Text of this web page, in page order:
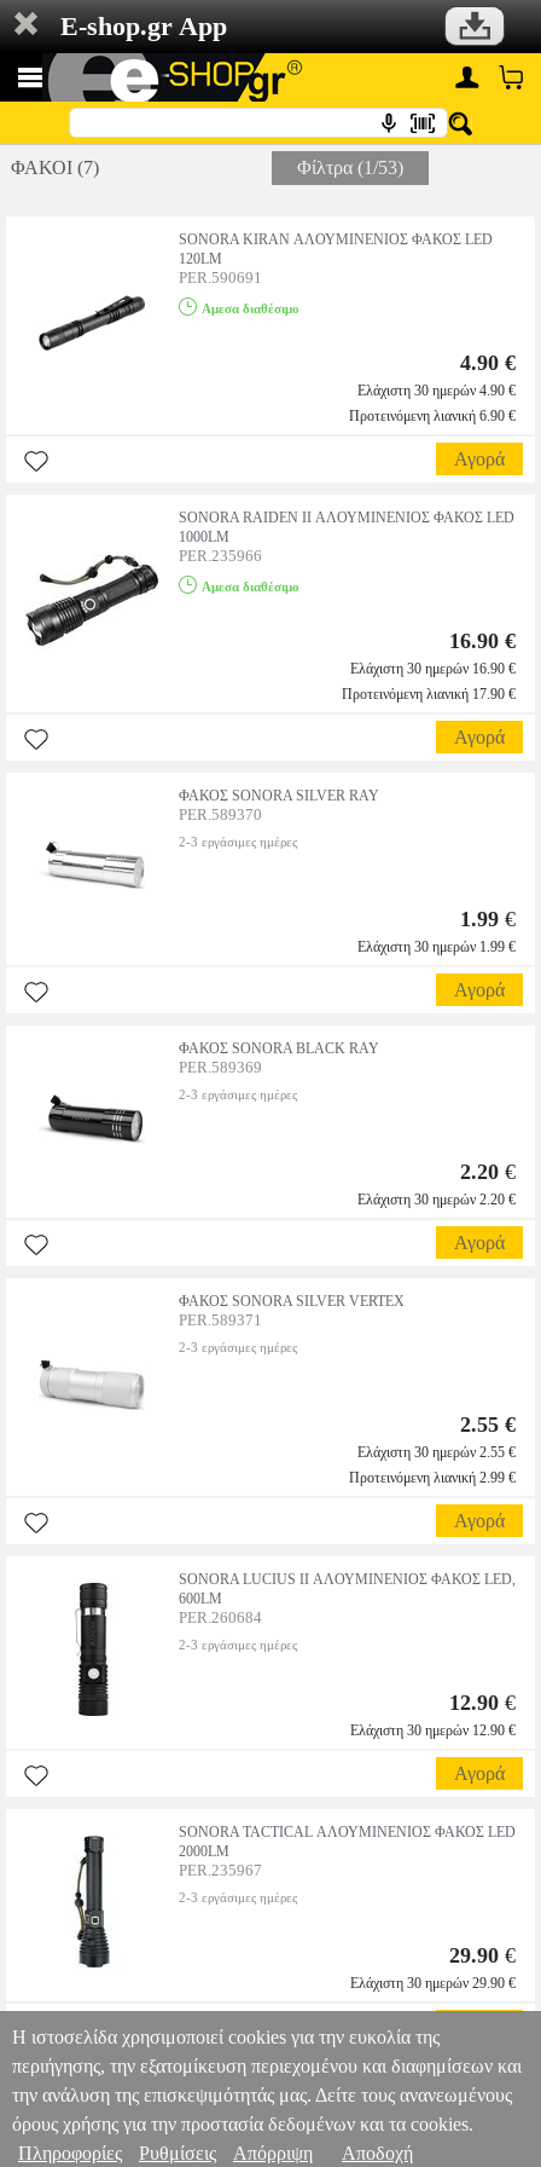
E-shop.gr App
ΦΑΚΟΙ (7) Φίλτρα (1/53)
SONORA KIRAN ΑΛΟΥΜΙΝΕΝΙΟΣ ΦΑΚΟΣ LED
120LM
PER.590691
Αμεσα διαθέσιμο
4.90 €
Ελάχιστη 30 ημερών 4.90 €
Προτεινόμενη λιανική 6.90 €
Αγορά
SONORA RAIDEN II ΑΛΟΥΜΙΝΕΝΙΟΣ ΦΑΚΟΣ LED
1000LM
PER.235966
Αμεσα διαθέσιμο
16.90 €
Ελάχιστη 30 ημερών 16.90 €
Προτεινόμενη λιανική 17.90 €
Αγορά
ΦΑΚΟΣ SONORA SILVER RAY
PER.589370
2-3 εργάσιμες ημέρες
1.99 €
Ελάχιστη 30 ημερών 1.99 €
Αγορά
ΦΑΚΟΣ SONORA BLACK RAY
PER.589369
2-3 εργάσιμες ημέρες
2.20 €
Ελάχιστη 30 ημερών 2.20 €
Αγορά
ΦΑΚΟΣ SONORA SILVER VERTEX
PER.589371
2-3 εργάσιμες ημέρες
2.55 €
Ελάχιστη 30 ημερών 2.55 €
Προτεινόμενη λιανική 2.99 €
Αγορά
SONORA LUCIUS II ΑΛΟΥΜΙΝΕΝΙΟΣ ΦΑΚΟΣ LED,
600LM
PER.260684
2-3 εργάσιμες ημέρες
12.90 €
Ελάχιστη 30 ημερών 12.90 €
Αγορά
SONORA TACTICAL ΑΛΟΥΜΙΝΕΝΙΟΣ ΦΑΚΟΣ LED
2000LM
PER.235967
2-3 εργάσιμες ημέρες
29.90 €
Ελάχιστη 30 ημερών 29.90 €
Πληροφορίες & Υπηρεσίες >
Η ιστοσελίδα χρησιμοποιεί cookies για την ευκολία της
περιήγησης, την εξατομίκευση περιεχομένου και διαφημίσεων και
την ανάλυση της επισκεψιμότητάς μας. Δείτε τους ανανεωμένους
όρους χρήσης για την προστασία δεδομένων και τα cookies.
Πληροφορίες
Ρυθμίσεις Απόρριψη Αποδοχή